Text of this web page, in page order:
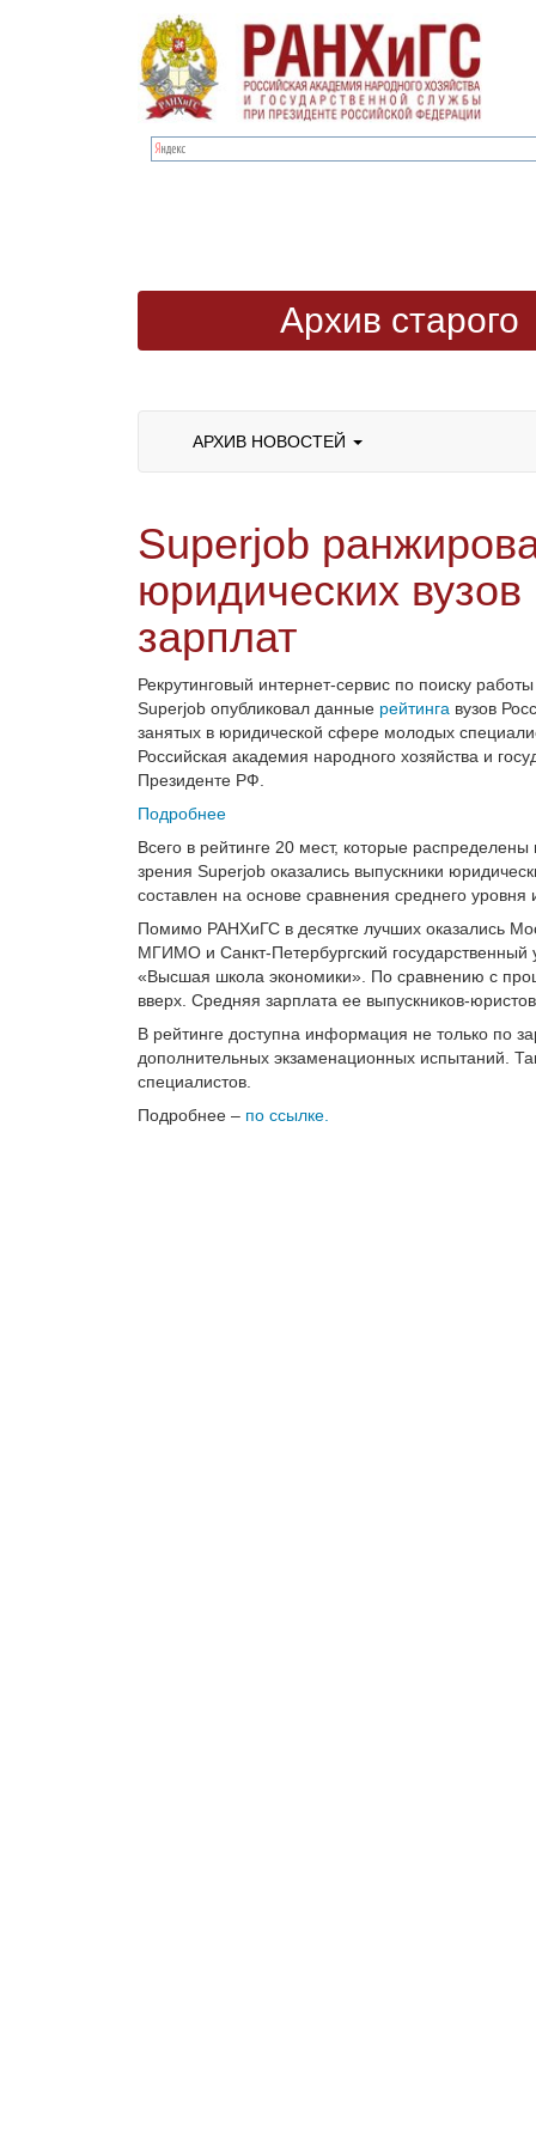
Архив старого
АРХИВ НОВОСТЕЙ
Superjob
юридических
зарплат
Рекрутинговый интернет-сервис по поиску
Superjob опубликовал данные рейтинга вузов
занятых в юридической сфере молодых
Российская академия народного хозяйства и
Президенте РФ.
Подробнее
Всего в рейтинге 20 мест, которые
зрения Superjob оказались выпускники
составлен на основе сравнения среднего уровня
Помимо РАНХиГС в десятке лучших оказались
МГИМО и Санкт-Петербургский государственный
«Высшая школа экономики». По сравнению с
вверх. Средняя зарплата ее выпускников-
В рейтинге доступна информация не только по
дополнительных экзаменационных испытаний.
специалистов.
Подробнее – по ссылке.